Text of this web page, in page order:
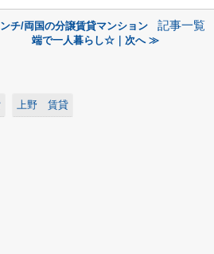
チ/両国の分譲賃貸マンション 記事一覧
端で一人暮らし☆｜次へ ≫
上野 賃貸